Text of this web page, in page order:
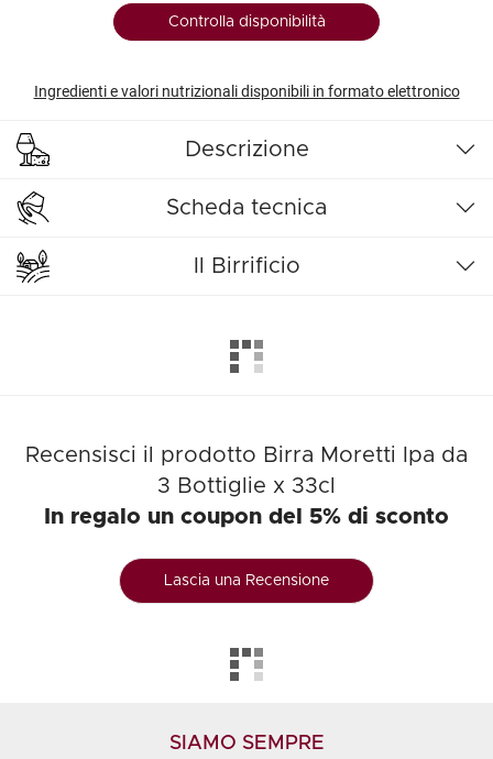
Controlla disponibilità
Ingredienti e valori nutrizionali disponibili in formato elettronico
Descrizione
Scheda tecnica
Il Birrificio
Recensisci il prodotto Birra Moretti Ipa da
3 Bottiglie x 33cl
In regalo un coupon del 5% di sconto
Lascia una Recensione
SIAMO SEMPRE